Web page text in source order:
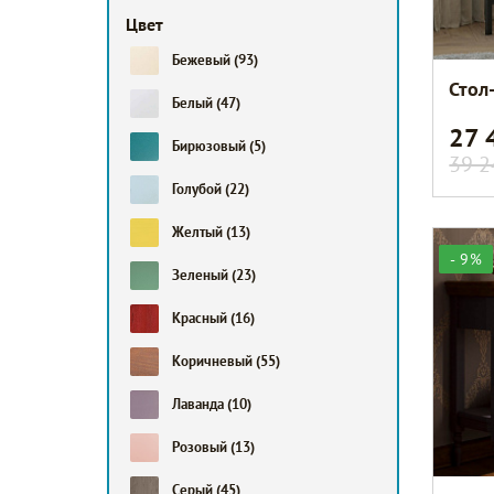
Цвет
Бежевый(93)
Белый(47)
Бирюзовый(5)
Голубой(22)
Желтый(13)
Зеленый(23)
Красный(16)
Коричневый(55)
Лаванда(10)
Розовый(13)
Серый(45)
27
39
- 9%